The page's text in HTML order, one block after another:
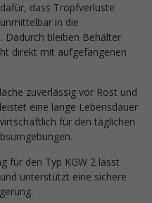
dass Tropfverluste
in die
Dadurch bleiben Behälter
direkt mit aufgefangenen
zuverlässig vor Rost und
eine lange Lebensdauer
für den täglichen
für den Typ KGW 2 lässt
unterstützt eine sichere